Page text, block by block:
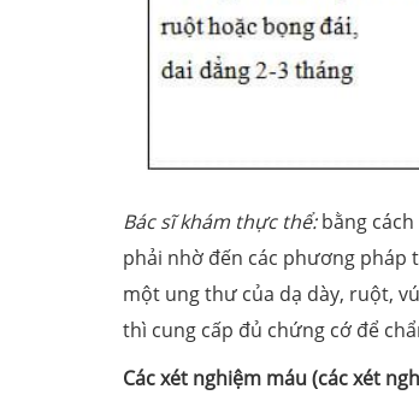
Bác sĩ khám thực thể:bằng cách
phải nhờ đến các phương pháp
một ung thư của dạ dày, ruột,
thì cung cấp đủ chứng cớ để
Các xét nghiệm máu (các xét